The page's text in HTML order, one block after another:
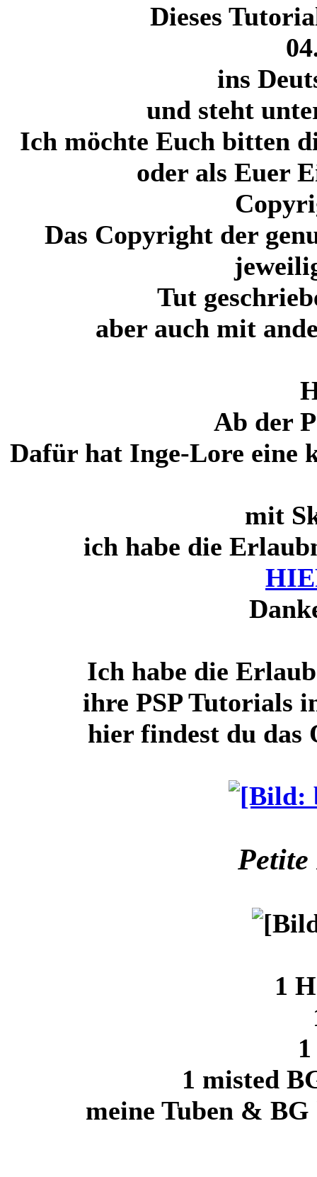
Dieses
ins
und steht
Ich möchte Euch bitten
oder als Euer
Das Copyright der
Tut
aber auch mit
Ab der
Dafür hat Inge-Lore eine
mit
ich habe die
Ich habe die
ihre PSP Tutorials
hier findest du das
Petite
1
1 misted
meine Tuben &